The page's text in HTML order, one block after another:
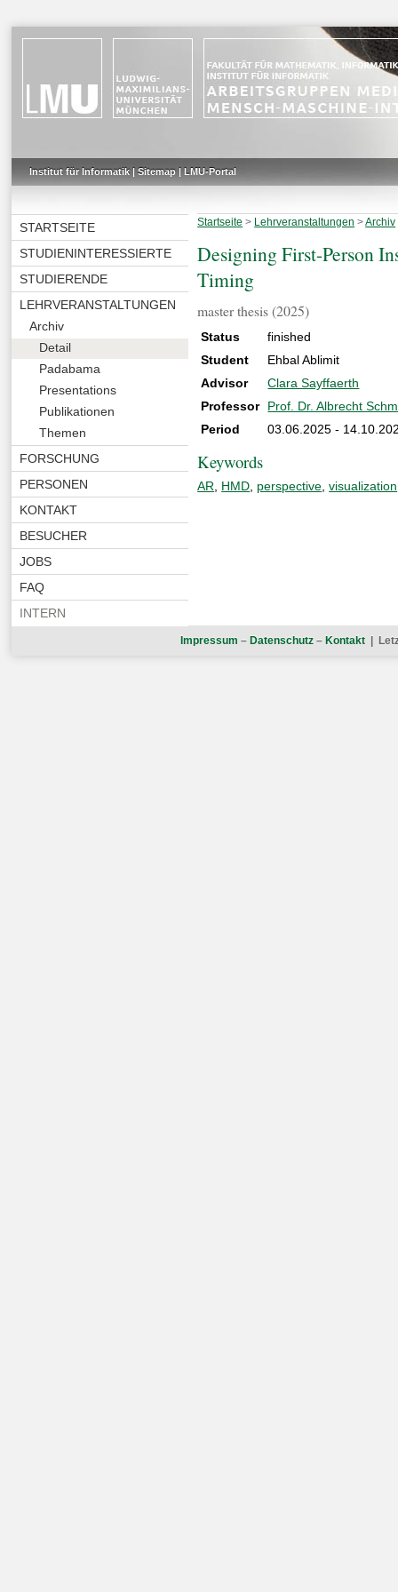
Institut für Informatik| Sitemap| LMU-Portal
STARTSEITE
STUDIENINTERESSIERTE
STUDIERENDE
LEHRVERANSTALTUNGEN
Archiv
Detail
Padabama
Presentations
Publikationen
Themen
FORSCHUNG
PERSONEN
KONTAKT
BESUCHER
JOBS
FAQ
INTERN
Startseite > Lehrveranstaltungen >Archiv
Designing First-Person
Timing
master thesis (2025)
Status
finished
Student
Ehbal Ablimit
Advisor
Clara Sayffaerth
Professor Prof. Dr. Albrecht
Period
03.06.2025 -
Keywords
AR HMD perspective ,visualization
Impressum – Datenschutz – Kontakt |